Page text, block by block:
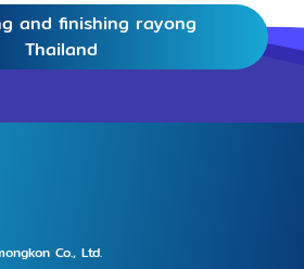
and finishing rayong
Thailand
Co., Ltd.